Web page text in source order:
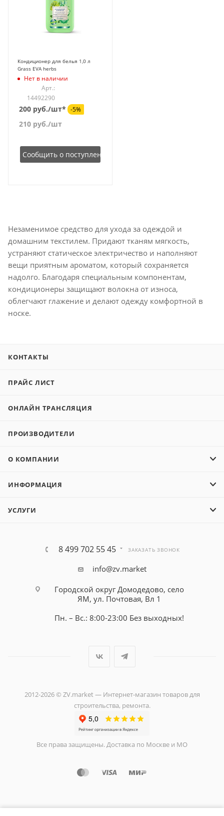
Кондиционер для белья 1,0 л
Grass EVA herbs
Нет в наличии
Арт.:
14492290
200 руб./шт* -5%
210 руб./шт
Сообщить о поступлении
Незаменимое средство для ухода за одеждой и
домашним текстилем. Придают тканям мягкость,
устраняют статическое электричество и наполняют
вещи приятным ароматом, который сохраняется
надолго. Благодаря специальным компонентам,
кондиционеры защищают волокна от износа,
облегчают глажение и делают одежду комфортной в
носке.
КОНТАКТЫ
ПРАЙС ЛИСТ
ОНЛАЙН ТРАНСЛЯЦИЯ
ПРОИЗВОДИТЕЛИ
О КОМПАНИИ
ИНФОРМАЦИЯ
УСЛУГИ
8 499 702 55 45 ЗАКАЗАТЬ ЗВОНОК
info@zv.market
Городской округ Домодедово, село
ЯМ, ул. Почтовая, Вл 1
Пн. – Вс.: 8:00-23:00 Без выходных!
2012-2026 © ZV.market — Интернет-магазин товаров для
строительства, ремонта.
Все права защищены. Доставка по Москве и МО